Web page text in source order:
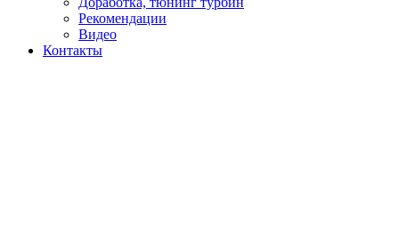
Рекомендации
Видео
Контакты